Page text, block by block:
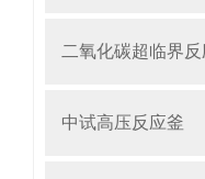
二氧化碳超临界反
中试高压反应釜